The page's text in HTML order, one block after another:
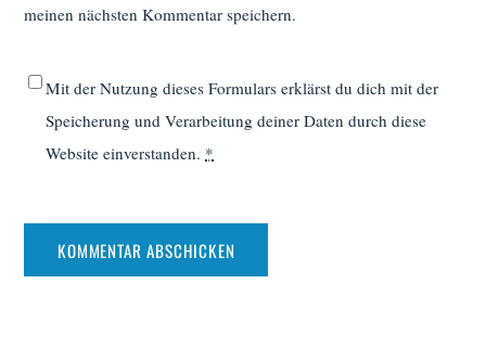
meinen nächsten Kommentar speichern.
Mit der Nutzung dieses Formulars erklärst du dich mit der
Speicherung und Verarbeitung deiner Daten durch diese
Website einverstanden. *